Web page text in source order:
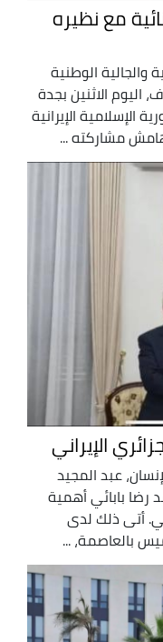
مع نظيره
الوطنية
الاثنين بجدة
الإيرانية
مشاركته ...
الإيراني
عبد المجيد
رضا بابائي أهمية
أتى ذلك لدى
بالعاصمة، ...